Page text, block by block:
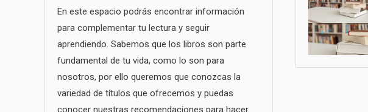
En este espacio podrás encontrar información
para complementar tu lectura y seguir
aprendiendo. Sabemos que los libros son parte
fundamental de tu vida, como lo son para
nosotros, por ello queremos que conozcas la
variedad de títulos que ofrecemos y puedas
conocer nuestras recomendaciones para hacer